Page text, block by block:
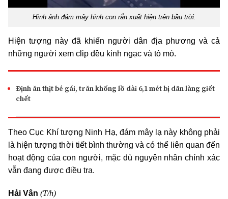
Hình ảnh đám mây hình con rắn xuất hiện trên bầu trời.
Hiện tượng này đã khiến người dân địa phương và cả
những người xem clip đều kinh ngạc và tò mò.
Định ăn thịt bé gái, trăn khổng lồ dài 6,1 mét bị dân làng giết
chết
Theo Cục Khí tượng Ninh Hạ, đám mây lạ này không phải
là hiện tượng thời tiết bình thường và có thể liên quan đến
hoạt động của con người, mặc dù nguyên nhân chính xác
vẫn đang được điều tra.
Hải Vân (T/h)